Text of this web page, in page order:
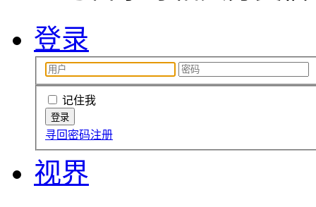
登录
记住我
寻回密码注册
视界